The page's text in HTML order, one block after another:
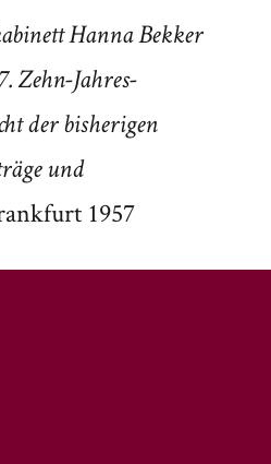
Hanna Bekker
Zehn-Jahres-
der bisherigen
und
1957